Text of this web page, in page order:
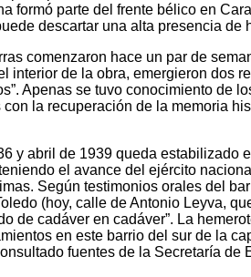
formó parte del frente bélico en
descartar una alta presencia de
comenzaron hace un par de
interior de la obra, emergieron dos
Apenas se tuvo conocimiento de
la recuperación de la memoria
y abril de 1939 queda estabilizado
el avance del ejército
Según testimonios orales del
(hoy, calle de Antonio Leyva,
de cadáver en cadáver”. La
en este barrio del sur de la
fuentes de la Secretaría de